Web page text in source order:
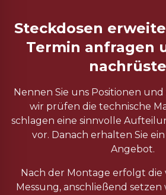
Steckdosen
Termin anfragen
Nennen Sie uns Positionen
wir prüfen die technische
schlagen eine sinnvolle
vor. Danach erhalten Sie
Angebot.
Nach der Montage erfolgt die
Messung, anschließend